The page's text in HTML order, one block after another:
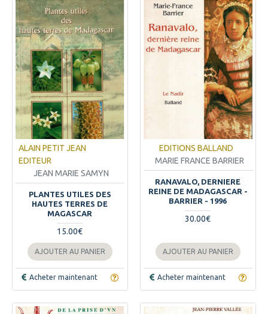
ALAIN PETIT JEAN
EDITEUR
JEAN MARIE SAMYN
PLANTES UTILES DES
HAUTES TERRES DE
MAGASCAR
15.00€
AJOUTER AU PANIER
Acheter maintenant
EDITIONS BALLAND
MARIE FRANCE BARRIER
RANAVALO, DERNIERE
REINE DE MADAGASCAR -
BARRIER - 1996
30.00€
AJOUTER AU PANIER
Acheter maintenant